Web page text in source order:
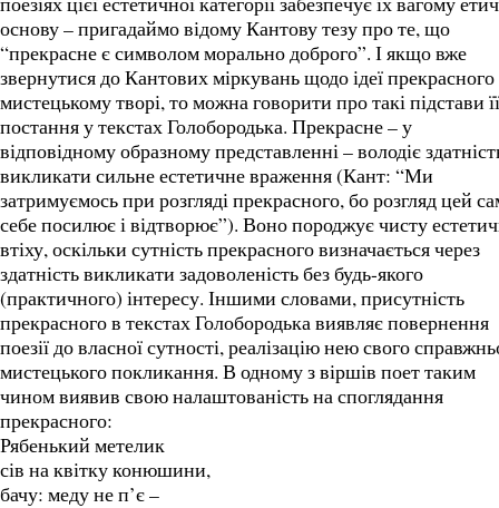
основу – пригадаймо відому Кантову тезу про те, що
“прекрасне є символом морально доброго”. І якщо вже
звернутися до Кантових міркувань щодо ідеї
мистецькому творі, то можна говорити про такі підстави її
постання у текстах Голобородька. Прекрасне – у
відповідному образному представленні – володіє
викликати сильне естетичне враження (Кант: “Ми
затримуємось при розгляді прекрасного, бо розгляд цей
себе посилює і відтворює”). Воно породжує чисту
втіху, оскільки сутність прекрасного визначається через
здатність викликати задоволеність без будь-якого
(практичного) інтересу. Іншими словами, присутність
прекрасного в текстах Голобородька виявляє повернення
поезії до власної сутності, реалізацію нею свого
мистецького покликання. В одному з віршів поет таким
чином виявив свою налаштованість на споглядання
прекрасного:
Рябенький метелик
сів на квітку конюшини,
бачу: меду не п’є –